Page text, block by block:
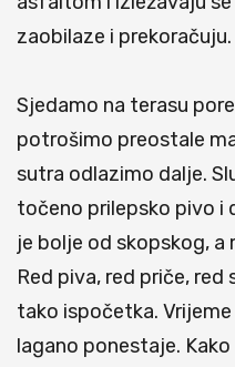
zaobilaze i prekoračuju.
Sjedamo na terasu
potrošimo preostale
sutra odlazimo dalje.
točeno prilepsko pivo i
je bolje od skopskog, a
Red piva, red priče, red
tako ispočetka.
lagano ponestaje.